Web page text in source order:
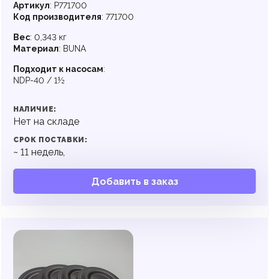
Артикул: P771700
Код производителя: 771700
Вес: 0,343 кг
Материал: BUNA
Подходит к насосам:
NDP-40 / 1½
НАЛИЧИЕ:
Нет на складе
СРОК ПОСТАВКИ:
~ 11 недель,
Добавить в заказ